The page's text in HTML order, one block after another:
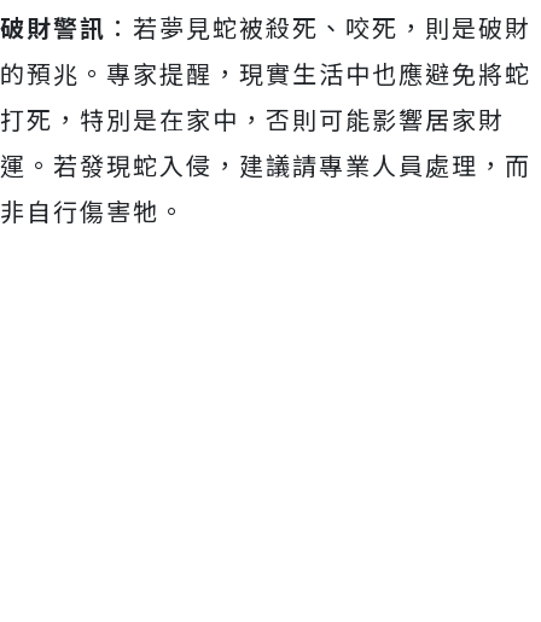
破財警訊 ：若夢見蛇被殺死、咬死，則是破財
的預兆。專家提醒，現實生活中也應避免將蛇
打死，特別是在家中，否則可能影響居家財
運。若發現蛇入侵，建議請專業人員處理，而
非自行傷害牠。